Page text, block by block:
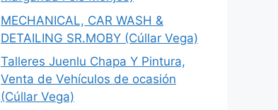
MECHANICAL, CAR WASH &
DETAILING SR.MOBY (Cúllar Vega)
Talleres Juenlu Chapa Y Pintura,
Venta de Vehículos de ocasión
(Cúllar Vega)